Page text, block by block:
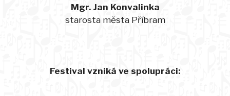
Mgr. Jan Konvalinka
starosta města Příbram
Festival vzniká ve spolupráci: